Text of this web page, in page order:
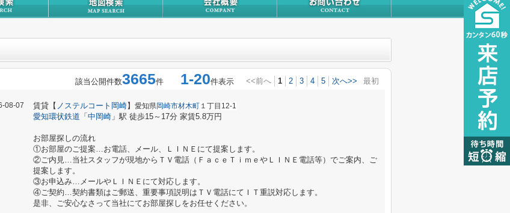
該当公開件数3665件 1-20件表示 <<前へ 1 2 3 4 5 次へ>> 最初
08-07 賃貸【 ノステルコート岡崎】 愛知県岡崎市材木町 １丁目12-1
愛知環状鉄道 「 中岡崎 」駅 徒歩15～17分 家賃5.8万円
お部屋探しの流れ
①お部屋のご提案…お電話、メール、ＬＩＮＥにて提案します。
②ご内見…当社スタッフが現地からＴＶ電話（ＦａｃｅＴｉｍｅやＬＩＮＥ電話等）でご案内、ご
提案します。
③お申込み…メールやＬＩＮＥにて対応します。
④ご契約…契約書類はご郵送、重要事項説明はＴＶ電話にてＩＴ重説対応します。
是非、ご安心なさって当社にてお部屋探しをお任せください。